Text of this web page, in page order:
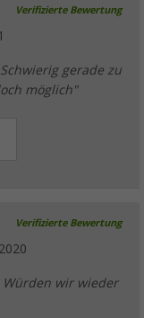
Verifizierte Bewertung
gerade zu
möglich"
Verifizierte Bewertung
Würden wir wieder